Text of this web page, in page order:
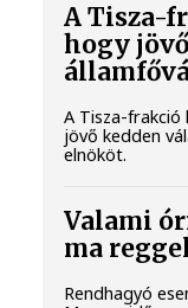
A Tisza-
hogy
A Tisza-frakció
jövő kedden
elnököt.
Valami
ma
Rendhagyó